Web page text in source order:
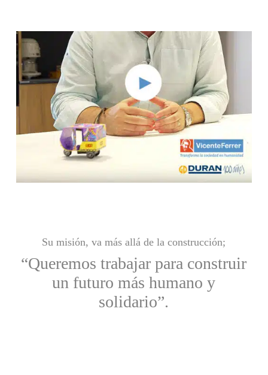
Su misión, va más allá de la construcción;
“Queremos trabajar para construir
un futuro más humano y
solidario”.